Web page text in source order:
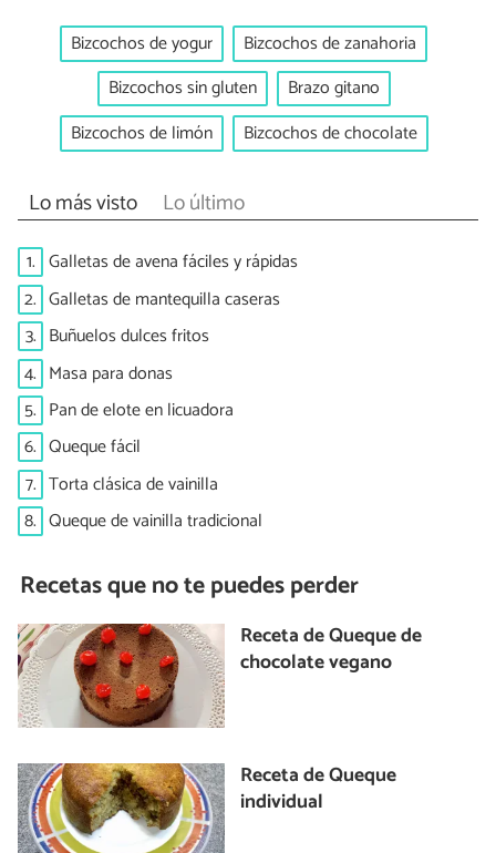
Bizcochos de yogur
Bizcochos de zanahoria
Bizcochos sin gluten
Brazo gitano
Bizcochos de limón
Bizcochos de chocolate
Lo más visto Lo último
1. Galletas de avena fáciles y rápidas
2. Galletas de mantequilla caseras
3. Buñuelos dulces fritos
4. Masa para donas
5. Pan de elote en licuadora
6. Queque fácil
7. Torta clásica de vainilla
8. Queque de vainilla tradicional
Recetas que no te puedes perder
Receta de Queque de
chocolate vegano
Receta de Queque
individual